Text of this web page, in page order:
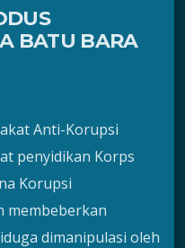
BATU BARA
Anti-Korupsi
penyidikan Korps
Korupsi
membeberkan
dimanipulasi oleh